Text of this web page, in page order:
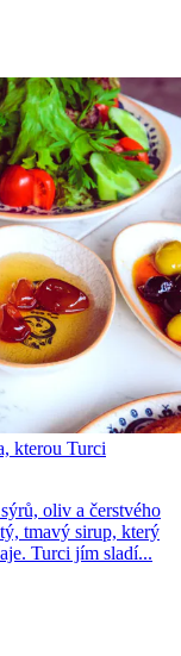
kterou Turci
oliv a čerstvého
tmavý sirup, který
Turci jím sladí...